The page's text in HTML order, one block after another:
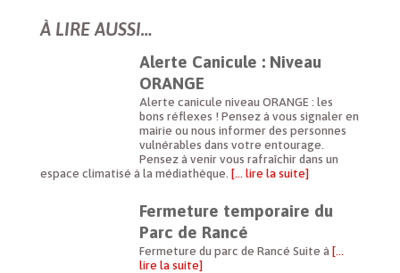
À LIRE AUSSI…
Alerte Canicule : Niveau
ORANGE
Alerte canicule niveau ORANGE : les
bons réflexes ! Pensez à vous signaler en
mairie ou nous informer des personnes
vulnérables dans votre entourage.
Pensez à venir vous rafraîchir dans un
espace climatisé à la médiathèque. [… lire la suite]
Fermeture temporaire du
Parc de Rancé
Fermeture du parc de Rancé Suite à[…
lire la suite]